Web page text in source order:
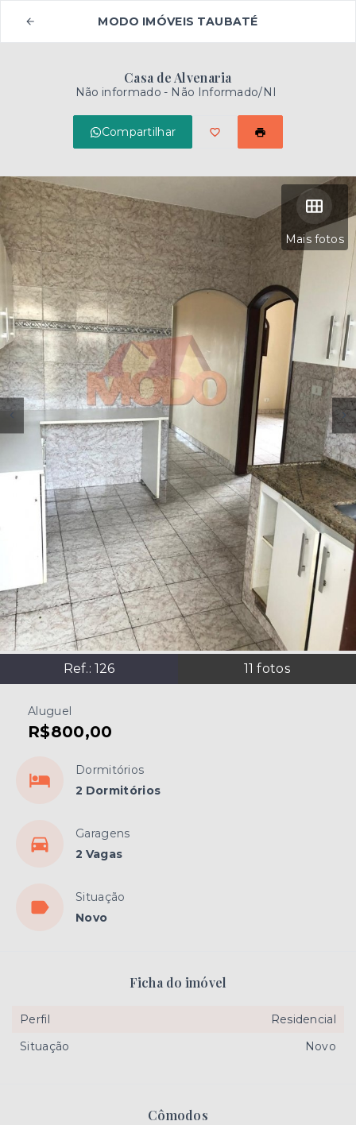
MODO IMÓVEIS TAUBATÉ
Casa de Alvenaria
Não informado - Não Informado/NI
Compartilhar
Mais fotos
Ref.: 126 11 fotos
Aluguel
R$800,00
Dormitórios
2 Dormitórios
Garagens
2 Vagas
Situação
Novo
Cômodos
Ficha do imóvel
Perfil
Residencial
Situação
Novo